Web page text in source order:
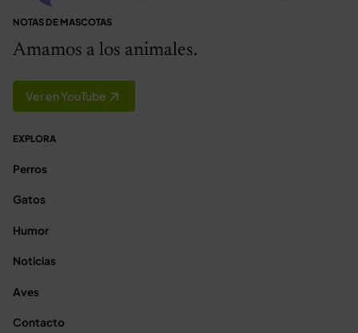
NOTAS DE MASCOTAS
Amamos a los animales.
Ver en YouTube
EXPLORA
Perros
Gatos
Humor
Noticias
Aves
Contacto